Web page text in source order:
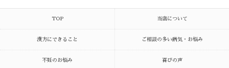
TOP 当店について
漢方にできること ご相談の多い病気・お悩み
不妊のお悩み 喜びの声